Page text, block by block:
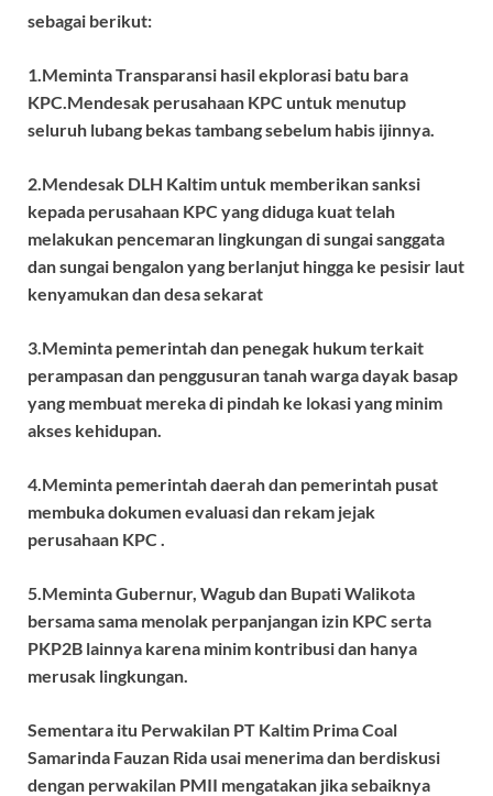
sebagai berikut:
1.Meminta Transparansi hasil ekplorasi batu bara
KPC.Mendesak perusahaan KPC untuk menutup
seluruh lubang bekas tambang sebelum habis ijinnya.
2.Mendesak DLH Kaltim untuk memberikan sanksi
kepada perusahaan KPC yang diduga kuat telah
melakukan pencemaran lingkungan di sungai sanggata
dan sungai bengalon yang berlanjut hingga ke pesisir laut
kenyamukan dan desa sekarat
3.Meminta pemerintah dan penegak hukum terkait
perampasan dan penggusuran tanah warga dayak basap
yang membuat mereka di pindah ke lokasi yang minim
akses kehidupan.
4.Meminta pemerintah daerah dan pemerintah pusat
membuka dokumen evaluasi dan rekam jejak
perusahaan KPC .
5.Meminta Gubernur, Wagub dan Bupati Walikota
bersama sama menolak perpanjangan izin KPC serta
PKP2B lainnya karena minim kontribusi dan hanya
merusak lingkungan.
Sementara itu Perwakilan PT Kaltim Prima Coal
Samarinda Fauzan Rida usai menerima dan berdiskusi
dengan perwakilan PMII mengatakan jika sebaiknya